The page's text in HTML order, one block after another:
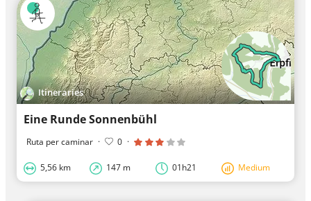
Itineraries
Eine Runde Sonnenbühl
Ruta per caminar · 0 ·
5,56 km 147 m 01h21 Medium